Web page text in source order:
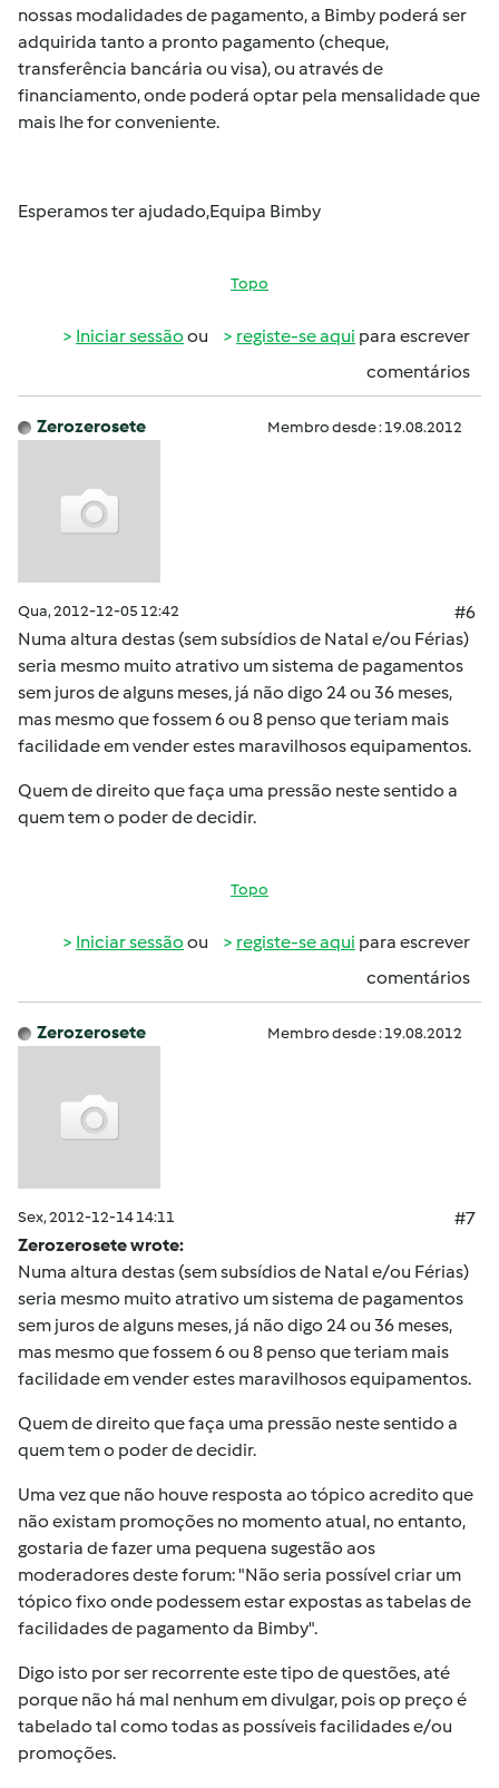
nossas modalidades de pagamento, a Bimby poderá ser
adquirida tanto a pronto pagamento (cheque,
transferência bancária ou visa), ou através de
financiamento, onde poderá optar pela mensalidade que
mais lhe for conveniente.
Esperamos ter ajudado,Equipa Bimby
Topo
Iniciar sessão ou registe-se aqui para escrever
comentários
Zerozerosete Membro desde : 19.08.2012
Qua, 2012-12-05 12:42
#6
Numa altura destas (sem subsídios de Natal e/ou Férias)
seria mesmo muito atrativo um sistema de pagamentos
sem juros de alguns meses, já não digo 24 ou 36 meses,
mas mesmo que fossem 6 ou 8 penso que teriam mais
facilidade em vender estes maravilhosos equipamentos.
Quem de direito que faça uma pressão neste sentido a
quem tem o poder de decidir.
Topo
Iniciar sessão ou registe-se aqui para escrever
comentários
Zerozerosete Membro desde : 19.08.2012
Sex, 2012-12-14 14:11
#7
Zerozerosete wrote:
Numa altura destas (sem subsídios de Natal e/ou Férias)
seria mesmo muito atrativo um sistema de pagamentos
sem juros de alguns meses, já não digo 24 ou 36 meses,
mas mesmo que fossem 6 ou 8 penso que teriam mais
facilidade em vender estes maravilhosos equipamentos.
Quem de direito que faça uma pressão neste sentido a
quem tem o poder de decidir.
Uma vez que não houve resposta ao tópico acredito que
não existam promoções no momento atual, no entanto,
gostaria de fazer uma pequena sugestão aos
moderadores deste forum: "Não seria possível criar um
tópico fixo onde podessem estar expostas as tabelas de
facilidades de pagamento da Bimby".
Digo isto por ser recorrente este tipo de questões, até
porque não há mal nenhum em divulgar, pois op preço é
tabelado tal como todas as possíveis facilidades e/ou
promoções.